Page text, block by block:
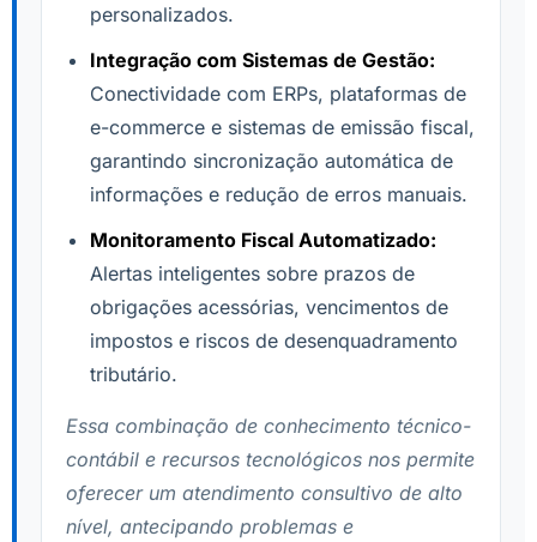
personalizados.
Integração com Sistemas de Gestão:
Conectividade com ERPs, plataformas de
e-commerce e sistemas de emissão fiscal,
garantindo sincronização automática de
informações e redução de erros manuais.
Monitoramento Fiscal Automatizado:
Alertas inteligentes sobre prazos de
obrigações acessórias, vencimentos de
impostos e riscos de desenquadramento
tributário.
Essa combinação de conhecimento técnico-
contábil e recursos tecnológicos nos permite
oferecer um atendimento consultivo de alto
nível, antecipando problemas e